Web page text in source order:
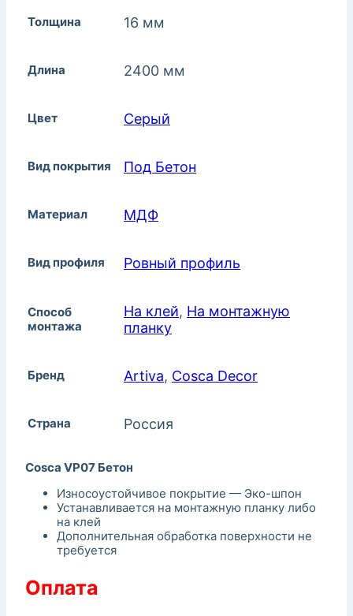
Толщина 16 мм
Длина 2400 мм
Цвет Серый
Вид покрытия Под Бетон
Материал МДФ
Вид профиля Ровный профиль
Способ
монтажа
На клей, На монтажную
планку
Бренд Artiva, Cosca Decor
Страна Россия
Cosca VP07 Бетон
Износоустойчивое покрытие — Эко-шпон
Устанавливается на монтажную планку либо
на клей
Дополнительная обработка поверхности не
требуется
Оплата